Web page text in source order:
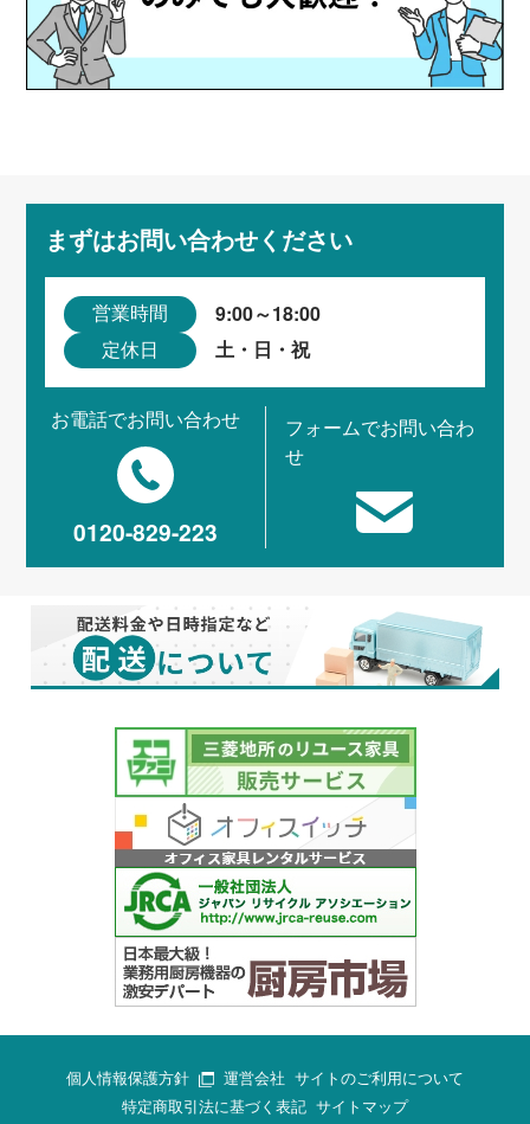
まずはお問い合わせください
営業時間 9:00～18:00
定休日 土・日・祝
お電話でお問い合わせ
0120-829-223
フォームでお問い合わ
せ
個人情報保護方針 運営会社 サイトのご利用について
特定商取引法に基づく表記 サイトマップ